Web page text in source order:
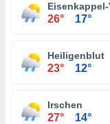
Eisenkappel-
26° 17°
Heiligenblut
23° 12°
Irschen
27° 14°